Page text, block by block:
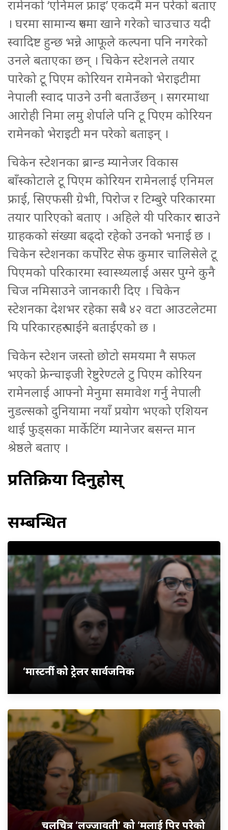
रामेनको ‘एनिमल फ्राइ’ एकदमै मन परेको बताए
। घरमा सामान्य रुपमा खाने गरेको चाउचाउ यदी
स्वादिष्ट हुन्छ भन्ने आफूले कल्पना पनि नगरेको
उनले बताएका छन् । चिकेन स्टेशनले तयार
पारेको टू पिएम कोरियन रामेनको भेराइटीमा
नेपाली स्वाद पाउने उनी बताउँछन् । सगरमाथा
आरोही निमा लमु शेर्पाले पनि टू पिएम कोरियन
रामेनको भेराइटी मन परेको बताइन् ।
चिकेन स्टेशनका ब्रान्ड म्यानेजर विकास
बाँस्कोटाले टू पिएम कोरियन रामेनलाई एनिमल
फ्राई, सिएफसी ग्रेभी, पिरोज र टिम्बुरे परिकारमा
तयार पारिएको बताए । अहिले यी परिकार रुचाउने
ग्राहकको संख्या बढ्दो रहेको उनको भनाई छ ।
चिकेन स्टेशनका कर्पोरेट सेफ कुमार चालिसेले टू
पिएमको परिकारमा स्वास्थ्यलाई असर पुग्ने कुनै
चिज नमिसाउने जानकारी दिए । चिकेन
स्टेशनका देशभर रहेका सबै ४२ वटा आउटलेटमा
यि परिकारहरु पाईने बताईएको छ ।
चिकेन स्टेशन जस्तो छोटो समयमा नै सफल
भएको फ्रेन्चाइजी रेष्टुरेण्टले टु पिएम कोरियन
रामेनलाई आफ्नो मेनुमा समावेश गर्नु नेपाली
नुडल्सको दुनियामा नयाँ प्रयोग भएको एशियन
थाई फुड्सका मार्केटिंग म्यानेजर बसन्त मान
श्रेष्ठले बताए ।
प्रतिक्रिया दिनुहोस्
सम्बन्धित
‘मास्टर्नी’ को ट्रेलर सार्वजनिक
चलचित्र ‘लज्जावती’ को ‘मलाई पिर परेको